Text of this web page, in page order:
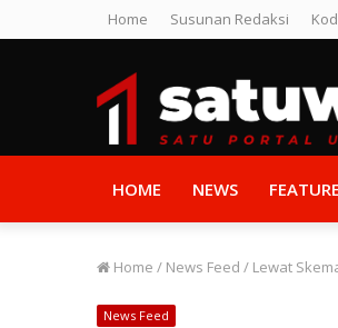
Home Susunan Redaksi
HOME NEWS
Home / News Feed / Lewat
News Feed